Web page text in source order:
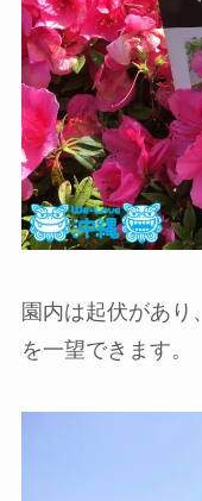
園内は起伏があり
を一望できます。